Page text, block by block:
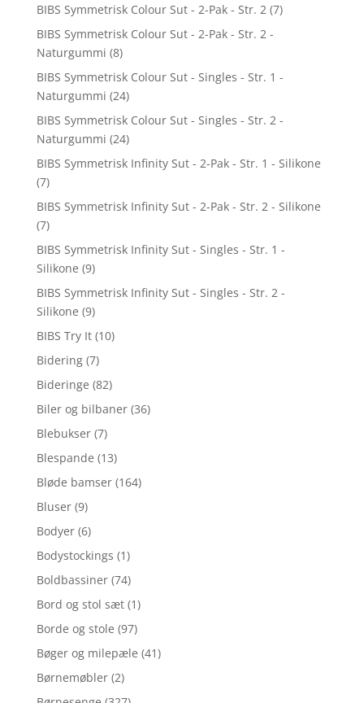
BIBS Symmetrisk Colour Sut - 2-Pak - Str. 2 (7)
BIBS Symmetrisk Colour Sut - 2-Pak - Str. 2 -
Naturgummi (8)
BIBS Symmetrisk Colour Sut - Singles - Str. 1 -
Naturgummi (24)
BIBS Symmetrisk Colour Sut - Singles - Str. 2 -
Naturgummi (24)
BIBS Symmetrisk Infinity Sut - 2-Pak - Str. 1 - Silikone
(7)
BIBS Symmetrisk Infinity Sut - 2-Pak - Str. 2 - Silikone
(7)
BIBS Symmetrisk Infinity Sut - Singles - Str. 1 -
Silikone (9)
BIBS Symmetrisk Infinity Sut - Singles - Str. 2 -
Silikone (9)
BIBS Try It (10)
Bidering (7)
Bideringe (82)
Biler og bilbaner (36)
Blebukser (7)
Blespande (13)
Bløde bamser (164)
Bluser (9)
Bodyer (6)
Bodystockings (1)
Boldbassiner (74)
Bord og stol sæt (1)
Borde og stole (97)
Bøger og milepæle (41)
Børnemøbler (2)